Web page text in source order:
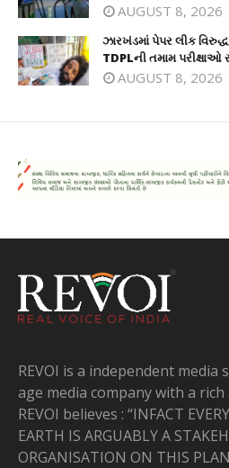
AUGUST 8, 2026
ઝારખંડમાં પેપર લીક
TDPLની તમામ પરીક્ષાઓ
AUGUST 8, 2026
REVOI is a independent media
age media company with a
REVOI believes : “INFACT
EARTH IS ARGUABLY A
ORGANISATION ON THIS